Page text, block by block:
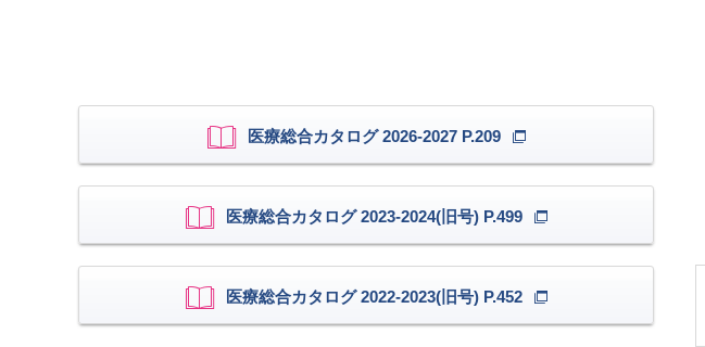
医療総合カタログ 2026-2027 P.209
医療総合カタログ 2023-2024(旧号) P.499
医療総合カタログ 2022-2023(旧号) P.452